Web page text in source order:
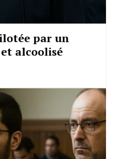
par un
alcoolisé